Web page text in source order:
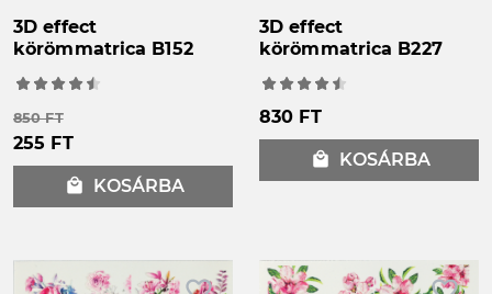
3D effect
körömmatrica B152
850 FT
255 FT
local_mall KOSÁRBA
3D effect
körömmatrica B227
830 FT
local_mall KOSÁRBA